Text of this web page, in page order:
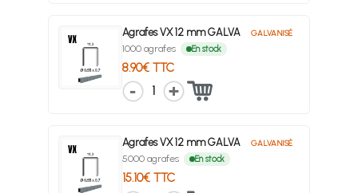
Agrafes VX 12 mm GALVA GALVANISÉ
1000 agrafes En stock
8.90€ TTC
1
Agrafes VX 12 mm GALVA GALVANISÉ
5000 agrafes En stock
15.10€ TTC